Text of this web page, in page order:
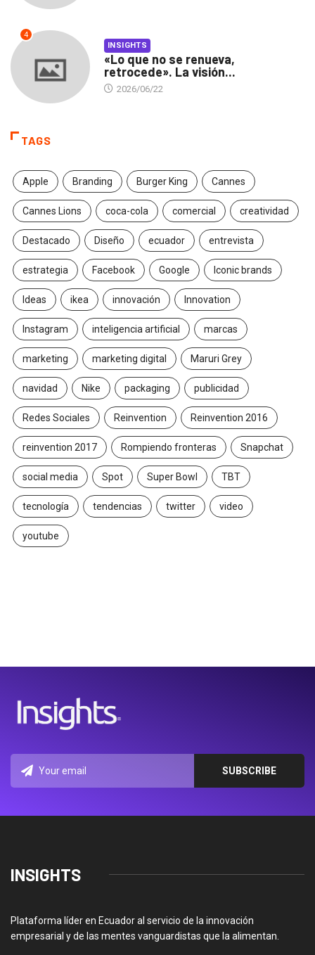
4
INSIGHTS
«Lo que no se renueva,
retrocede». La visión...
2026/06/22
TAGS
Apple Branding Burger King Cannes
Cannes Lions coca-cola comercial creatividad
Destacado Diseño ecuador entrevista
estrategia Facebook Google Iconic brands
Ideas ikea innovación Innovation
Instagram inteligencia artificial marcas
marketing marketing digital Maruri Grey
navidad Nike packaging publicidad
Redes Sociales Reinvention Reinvention 2016
reinvention 2017 Rompiendo fronteras Snapchat
social media Spot Super Bowl TBT
tecnología tendencias twitter video
youtube
INSIGHTS
Plataforma líder en Ecuador al servicio de la innovación
empresarial y de las mentes vanguardistas que la alimentan.